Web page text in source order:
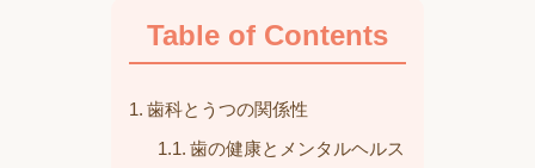
Table of Contents
歯科とうつの関係性
歯の健康とメンタルヘルス